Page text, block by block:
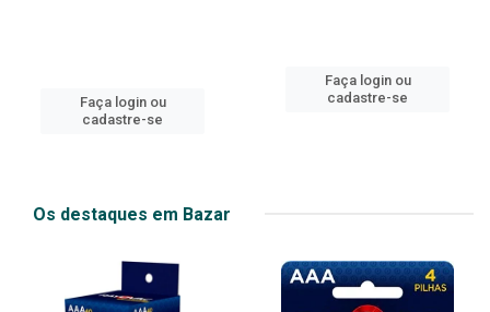
Faça login ou
cadastre-se
Faça login ou
cadastre-se
Os destaques em Bazar